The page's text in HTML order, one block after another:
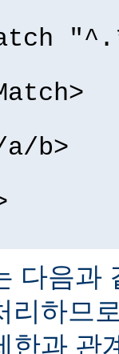
b>
다음과
리하므
한과 관